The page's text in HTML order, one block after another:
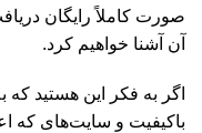
صورت کاملاً رایگان
آن آشنا خواهیم کرد.
اگر به فکر این هستید
باکیفیت و سایت‌های که